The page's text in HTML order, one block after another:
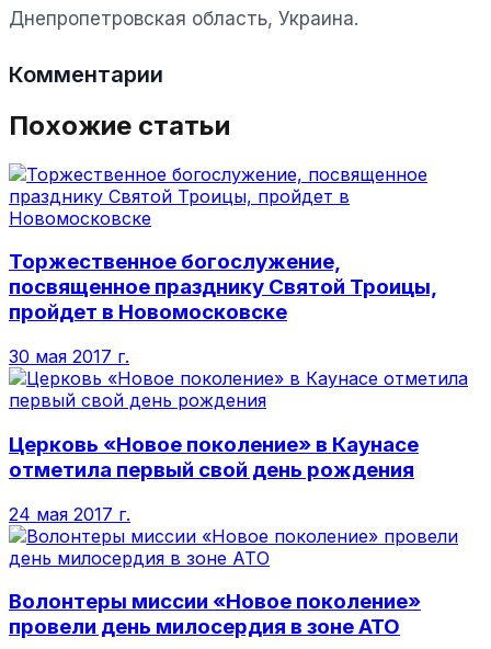
Днепропетровская область, Украина.
Комментарии
Похожие статьи
Торжественное богослужение,
посвященное празднику Святой Троицы,
пройдет в Новомосковске
30 мая 2017 г.
Церковь «Новое поколение» в Каунасе
отметила первый свой день рождения
24 мая 2017 г.
Волонтеры миссии «Новое поколение»
провели день милосердия в зоне АТО